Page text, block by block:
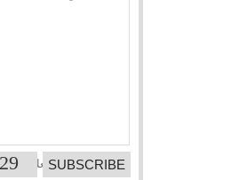
عادة ما نتواصل معك خلال 12 ساعة في غير العطلات